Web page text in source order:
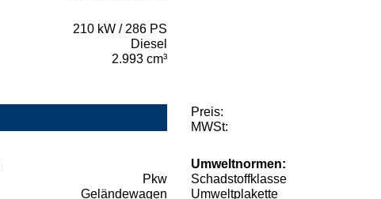
210 kW / 286 PS
Diesel
2.993 cm³
Preis:
MWSt:
Pkw
Geländewagen
Umweltnormen:
Schadstoffklasse
Umweltplakette